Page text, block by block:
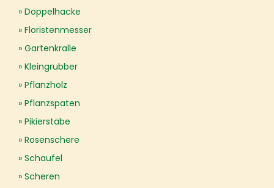
Doppelhacke
Floristenmesser
Gartenkralle
Kleingrubber
Pflanzholz
Pflanzspaten
Pikierstäbe
Rosenschere
Schaufel
Scheren